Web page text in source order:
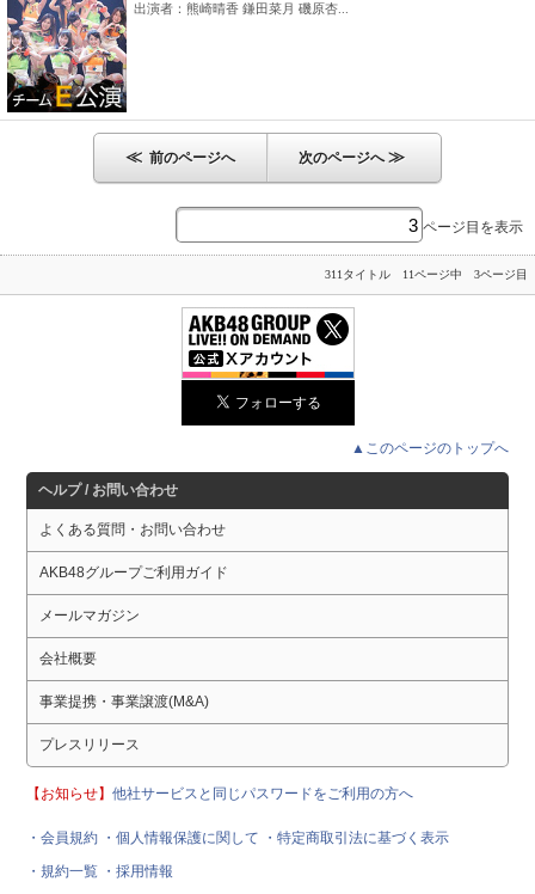
出演者：熊崎晴香 鎌田菜月 磯原杏...
≪ 前のページへ 次のページへ≫
ページ目を表示
311タイトル 11ページ中 3ページ目
▲このページのトップへ
ヘルプ / お問い合わせ
よくある質問・お問い合わせ
AKB48グループご利用ガイド
メールマガジン
会社概要
事業提携・事業譲渡(M&A)
プレスリリース
【お知らせ】他社サービスと同じパスワードをご利用の方へ
・会員規約 ・個人情報保護に関して
・特定商取引法に基づく表示
・規約一覧 ・採用情報